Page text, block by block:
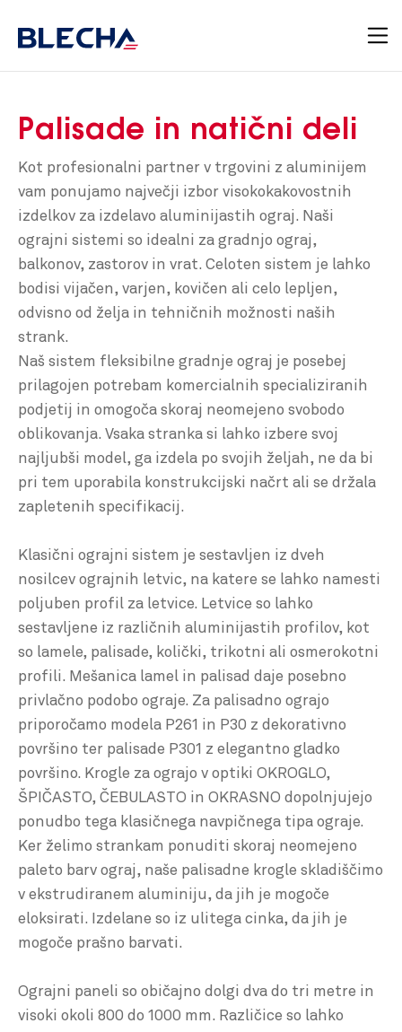
Palisade in natični deli
Kot profesionalni partner v trgovini z aluminijem
vam ponujamo največji izbor visokokakovostnih
izdelkov za izdelavo aluminijastih ograj. Naši
ograjni sistemi so idealni za gradnjo ograj,
balkonov, zastorov in vrat. Celoten sistem je lahko
bodisi vijačen, varjen, kovičen ali celo lepljen,
odvisno od želja in tehničnih možnosti naših
strank.
Naš sistem fleksibilne gradnje ograj je posebej
prilagojen potrebam komercialnih specializiranih
podjetij in omogoča skoraj neomejeno svobodo
oblikovanja. Vsaka stranka si lahko izbere svoj
najljubši model, ga izdela po svojih željah, ne da bi
pri tem uporabila konstrukcijski načrt ali se držala
zapletenih specifikacij.
Klasični ograjni sistem je sestavljen iz dveh
nosilcev ograjnih letvic, na katere se lahko namesti
poljuben profil za letvice. Letvice so lahko
sestavljene iz različnih aluminijastih profilov, kot
so lamele, palisade, količki, trikotni ali osmerokotni
profili. Mešanica lamel in palisad daje posebno
privlačno podobo ograje. Za palisadno ograjo
priporočamo modela P261 in P30 z dekorativno
površino ter palisade P301 z elegantno gladko
površino. Krogle za ograjo v optiki OKROGLO,
ŠPIČASTO, ČEBULASTO in OKRASNO dopolnjujejo
ponudbo tega klasičnega navpičnega tipa ograje.
Ker želimo strankam ponuditi skoraj neomejeno
paleto barv ograj, naše palisadne krogle skladiščimo
v ekstrudiranem aluminiju, da jih je mogoče
eloksirati. Izdelane so iz ulitega cinka, da jih je
mogoče prašno barvati.
Ograjni paneli so običajno dolgi dva do tri metre in
visoki okoli 800 do 1000 mm. Različice so lahko